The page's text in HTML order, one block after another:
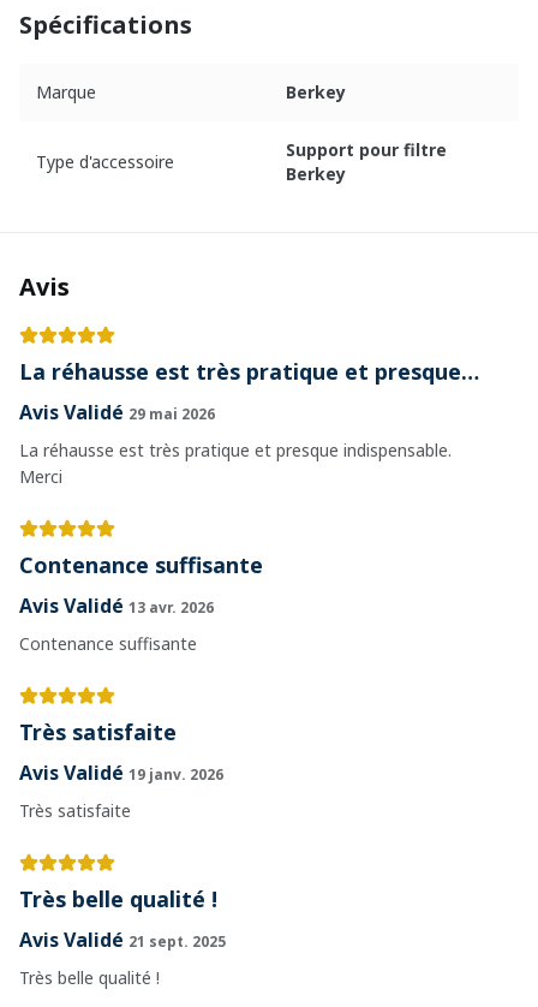
Spécifications
Marque Berkey
Type d'accessoire
Support pour filtre
Berkey
Avis
La réhausse est très pratique et presque…
Avis Validé 29 mai 2026
La réhausse est très pratique et presque indispensable.
Merci
Contenance suffisante
Avis Validé 13 avr. 2026
Contenance suffisante
Très satisfaite
Avis Validé 19 janv. 2026
Très satisfaite
Très belle qualité !
Avis Validé 21 sept. 2025
Très belle qualité !